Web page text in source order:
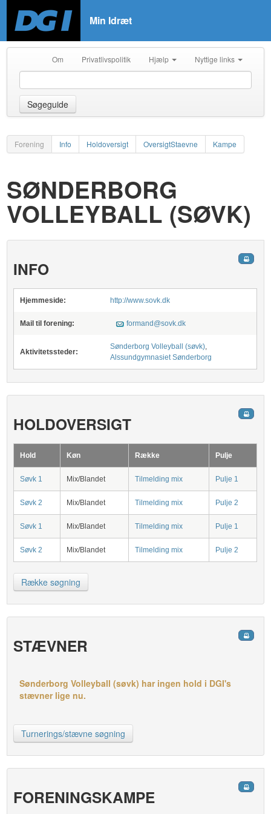
Min Idræt
Om Privatlivspolitik Hjælp Nyttige links
Søgeguide
Forening Info Holdoversigt OversigtStaevne Kampe
SØNDERBORG
VOLLEYBALL (SØVK)
INFO
Hjemmeside: http://www.sovk.dk
Mail til forening: formand@sovk.dk
Aktivitetssteder:
Sønderborg Volleyball (søvk),
Alssundgymnasiet Sønderborg
HOLDOVERSIGT
Hold Køn Række Pulje
Søvk 1 Mix/Blandet Tilmelding mix Pulje 1
Søvk 2 Mix/Blandet Tilmelding mix Pulje 2
Søvk 1 Mix/Blandet Tilmelding mix Pulje 1
Søvk 2 Mix/Blandet Tilmelding mix Pulje 2
Række søgning
STÆVNER
Sønderborg Volleyball (søvk) har ingen hold i DGI's
stævner lige nu.
Turnerings/stævne søgning
FORENINGSKAMPE